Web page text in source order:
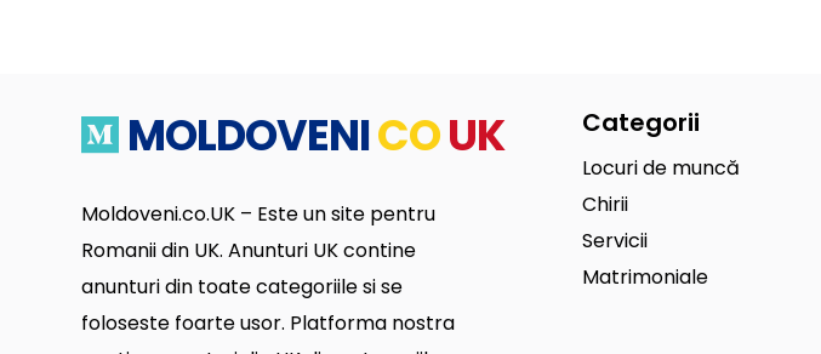
MOLDOVENICOUK
Moldoveni.co.UK – Este un site pentru
Romanii din UK. Anunturi UK contine
anunturi din toate categoriile si se
foloseste foarte usor. Platforma nostra
Categorii
Locuri de muncă
Chirii
Servicii
Matrimoniale